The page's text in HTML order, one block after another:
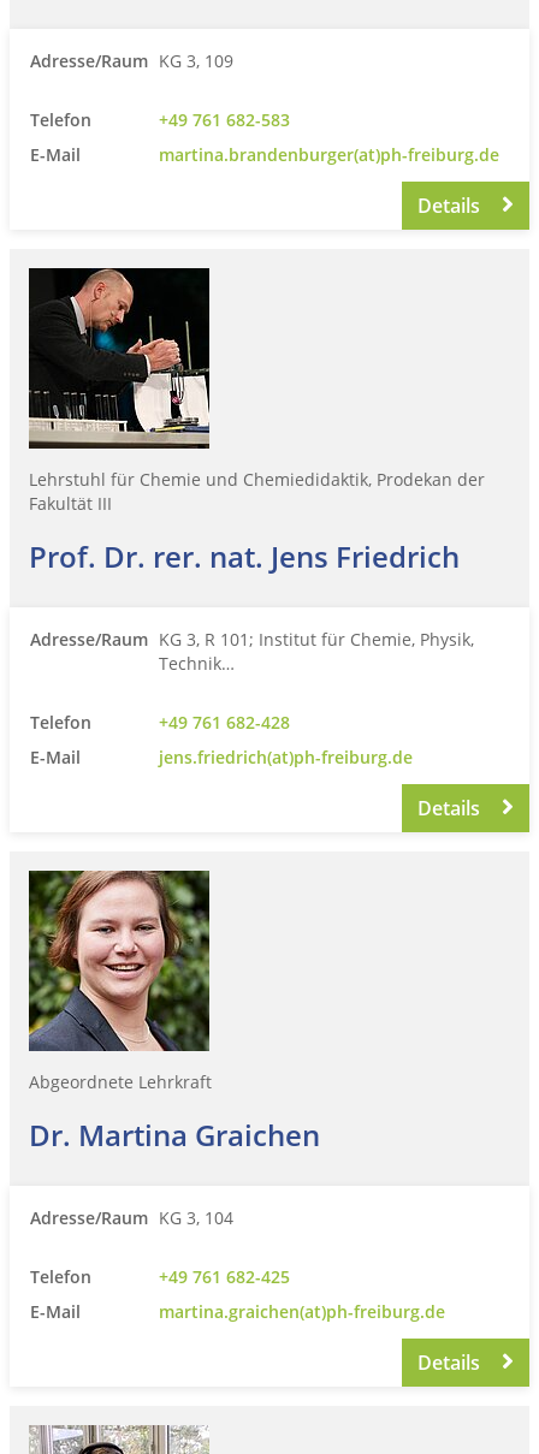
Adresse/Raum KG 3, 109
Telefon
+49 761 682-583
E-Mail
martina.brandenburger(at)ph-freiburg.de
Details
Lehrstuhl für Chemie und Chemiedidaktik, Prodekan der
Fakultät III
Prof. Dr. rer. nat. Jens Friedrich
Adresse/Raum KG 3, R 101; Institut für Chemie, Physik,
Technik…
Telefon
+49 761 682-428
E-Mail
jens.friedrich(at)ph-freiburg.de
Details
Abgeordnete Lehrkraft
Dr. Martina Graichen
Adresse/Raum KG 3, 104
Telefon
+49 761 682-425
E-Mail
martina.graichen(at)ph-freiburg.de
Details